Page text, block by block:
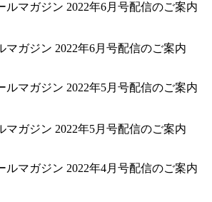
マガジン 2022年6月号配信のご案内
マガジン 2022年5月号配信のご案内